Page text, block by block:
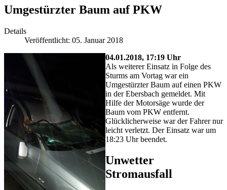
Umgestürzter Baum auf PKW
Details
Veröffentlicht: 05. Januar 2018
04.01.2018, 17:19 Uhr
Als weiterer Einsatz in Folge des
Sturms am Vortag war ein
Umgestürzter Baum auf einen PKW
in der Ebersbach gemeldet. Mit
Hilfe der Motorsäge wurde der
Baum vom PKW entfernt.
Glücklicherweise war der Fahrer nur
leicht verletzt. Der Einsatz war um
18:23 Uhr beendet.
Unwetter
Stromausfall